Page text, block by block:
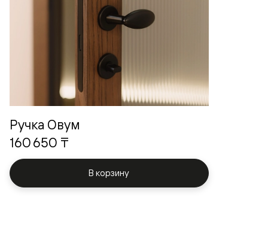
Ручка Овум
160 650 ₸
В корзину